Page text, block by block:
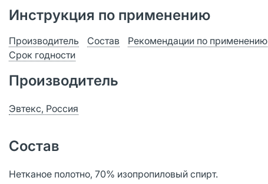
Инструкция по применению
Производитель Состав Рекомендации по применению
Срок годности
Производитель
Эвтекс, Россия
Состав
Нетканое полотно, 70% изопропиловый спирт.